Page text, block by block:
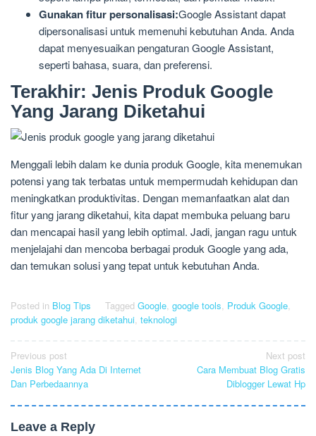
Gunakan fitur personalisasi:Google Assistant dapat
dipersonalisasi untuk memenuhi kebutuhan Anda. Anda
dapat menyesuaikan pengaturan Google Assistant,
seperti bahasa, suara, dan preferensi.
Terakhir: Jenis Produk Google
Yang Jarang Diketahui
Menggali lebih dalam ke dunia produk Google, kita menemukan
potensi yang tak terbatas untuk mempermudah kehidupan dan
meningkatkan produktivitas. Dengan memanfaatkan alat dan
fitur yang jarang diketahui, kita dapat membuka peluang baru
dan mencapai hasil yang lebih optimal. Jadi, jangan ragu untuk
menjelajahi dan mencoba berbagai produk Google yang ada,
dan temukan solusi yang tepat untuk kebutuhan Anda.
Posted in Blog Tips Tagged Google google tools Produk Google
produk google jarang diketahui teknologi
Post
navigation
Previous post
Jenis Blog Yang Ada Di Internet
Dan Perbedaannya
Next post
Cara Membuat Blog Gratis
Diblogger Lewat Hp
Leave a Reply